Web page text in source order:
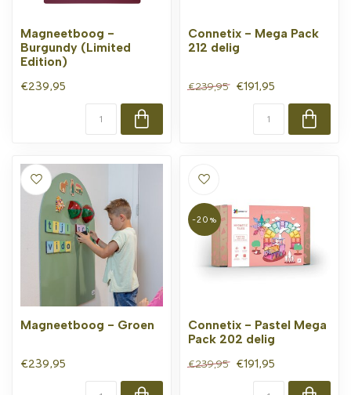
Magneetboog -
Burgundy (Limited
Edition)
€239,95
Connetix - Mega Pack
212 delig
€239,95 €191,95
Magneetboog - Groen
€239,95
-20%
Connetix - Pastel Mega
Pack 202 delig
€239,95 €191,95